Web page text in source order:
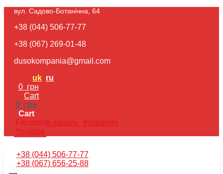
вул. Садово-Ботанічна, 64​
+38 (044) 506-77-77
+38 (067) 269-01-48
dusokompania@gmail.com
uk ru
0 грн
Cart
0 грн
Cart
Facebook-square
Instagram
Youtube
+38 (044) 506-77-77
+38 (067) 656-25-88